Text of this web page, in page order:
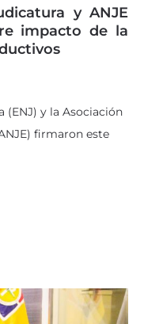
y ANJE
impacto de la
(ENJ) y la Asociación
firmaron este